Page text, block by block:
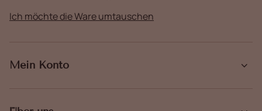
Ich möchte die Ware umtauschen
Mein Konto